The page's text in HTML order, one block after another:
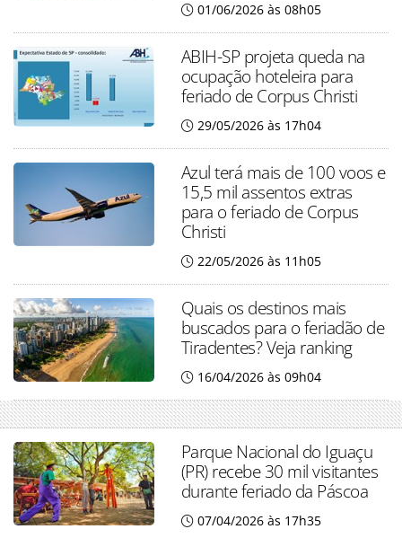
01/06/2026 às 08h05
ABIH-SP projeta queda na
ocupação hoteleira para
feriado de Corpus Christi
29/05/2026 às 17h04
Azul terá mais de 100 voos e
15,5 mil assentos extras
para o feriado de Corpus
Christi
22/05/2026 às 11h05
Quais os destinos mais
buscados para o feriadão de
Tiradentes? Veja ranking
16/04/2026 às 09h04
Parque Nacional do Iguaçu
(PR) recebe 30 mil visitantes
durante feriado da Páscoa
07/04/2026 às 17h35